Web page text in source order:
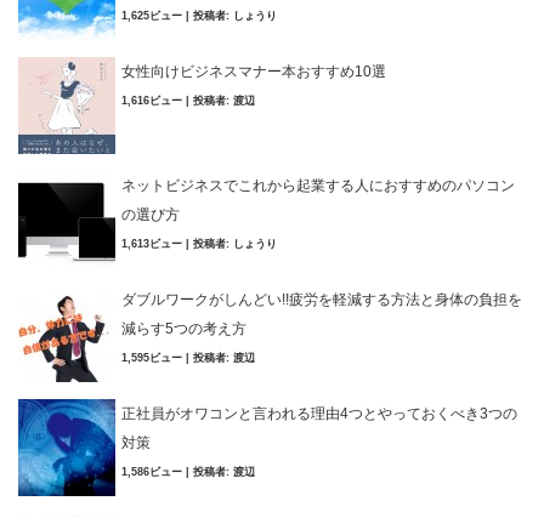
1,625ビュー 投稿者: しょうり
女性向けビジネスマナー本おすすめ10選
1,616ビュー 投稿者: 渡辺
ネットビジネスでこれから起業する人におすすめのパソコン
の選び方
1,613ビュー 投稿者: しょうり
ダブルワークがしんどい!!疲労を軽減する方法と身体の負担を
減らす5つの考え方
1,595ビュー 投稿者: 渡辺
正社員がオワコンと言われる理由4つとやっておくべき3つの
対策
1,586ビュー 投稿者: 渡辺